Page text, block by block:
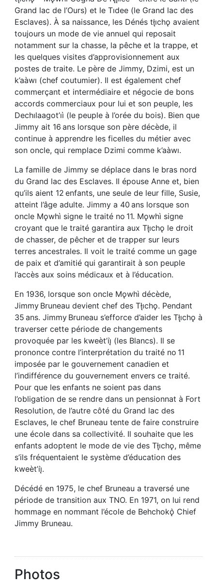
Grand lac de l’Ours) et le Tıdee (le Grand lac des
Esclaves). À sa naissance, les Dénés tłı̨chǫ avaient
toujours un mode de vie annuel qui reposait
notamment sur la chasse, la pêche et la trappe, et
les quelques visites d’approvisionnement aux
postes de traite. Le père de Jimmy, Dzimi, est un
k’aàwı (chef coutumier). Il est également chef
commerçant et intermédiaire et négocie de bons
accords commerciaux pour lui et son peuple, les
Dechılaagot’ıì (le peuple à l’orée du bois). Bien que
Jimmy ait 16 ans lorsque son père décède, il
continue à apprendre les ficelles du métier avec
son oncle, qui remplace Dzimi comme k’aàwı.
La famille de Jimmy se déplace dans le bras nord
du Grand lac des Esclaves. Il épouse Anne et, bien
qu’ils aient 12 enfants, une seule de leur fille, Susie,
atteint l’âge adulte. Jimmy a 40 ans lorsque son
oncle Mǫwhì signe le traité no 11. Mǫwhì signe
croyant que le traité garantira aux Tłı̨chǫ le droit
de chasser, de pêcher et de trapper sur leurs
terres ancestrales. Il voit le traité comme un gage
de paix et d’amitié qui garantirait à son peuple
l’accès aux soins médicaux et à l’éducation.
En 1936, lorsque son oncle Mǫwhì décède,
Jimmy Bruneau devient chef des Tłı̨chǫ. Pendant
35 ans. Jimmy Bruneau s’efforce d’aider les Tłı̨chǫ à
traverser cette période de changements
provoquée par les kweèt’ıį̀ (les Blancs). Il se
prononce contre l’interprétation du traité no 11
imposée par le gouvernement canadien et
l’indifférence du gouvernement envers ce traité.
Pour que les enfants ne soient pas dans
l’obligation de se rendre dans un pensionnat à Fort
Resolution, de l’autre côté du Grand lac des
Esclaves, le chef Bruneau tente de faire construire
une école dans sa collectivité. Il souhaite que les
enfants adoptent le mode de vie des Tłı̨chǫ, même
s’ils fréquentaient le système d’éducation des
kweèt’ıį̀.
Décédé en 1975, le chef Bruneau a traversé une
période de transition aux TNO. En 1971, on lui rend
hommage en nommant l’école de Behchokǫ̀ Chief
Jimmy Bruneau.
Photos